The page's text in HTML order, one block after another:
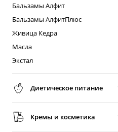
Бальзамы Алфит
Бальзамы АлфитПлюс
Живица Кедра
Масла
Экстал
Диетическое питание
Кремы и косметика